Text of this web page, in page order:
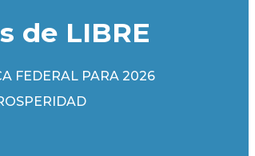
de LIBRE
FEDERAL PARA 2026